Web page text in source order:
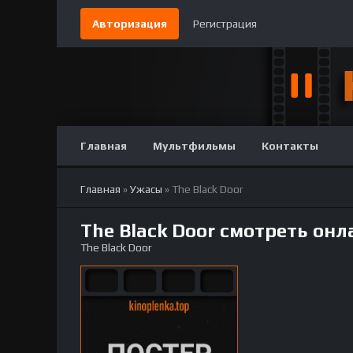
Авторизация Регистрация
Главная Мультфильмы Контакты
Главная »Ужасы » The Black Door
The Black Door смотреть
The Black Door